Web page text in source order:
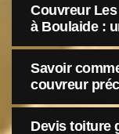
Couvreur
à Boulaide :
Savoir
couvreur
Devis toiture